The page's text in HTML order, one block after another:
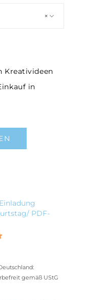
×
Kreativideen
in
PDF-
gemäß UStG